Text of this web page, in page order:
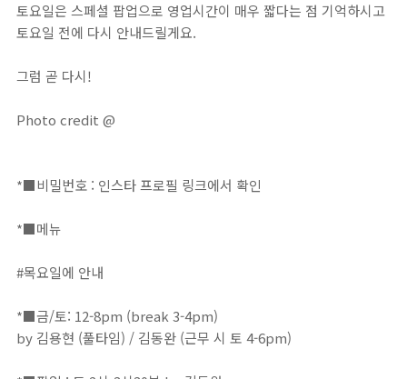
토요일은 스페셜 팝업으로 영업시간이 매우 짧다는 점 기억하시고
토요일 전에 다시 안내드릴게요.⁣
그럼 곧 다시!⁣
Photo credit @⁣
*■비밀번호 : 인스타 프로필 링크에서 확인⁣⁣⁣⁣⁣⁣⁣⁣⁣⁣⁣⁣⁣⁣⁣⁣⁣⁣⁣⁣⁣⁣⁣⁣⁣⁣⁣⁣⁣⁣⁣⁣⁣⁣⁣⁣⁣⁣⁣⁣⁣⁣⁣⁣⁣⁣⁣⁣⁣⁣⁣⁣⁣⁣⁣⁣⁣⁣⁣⁣⁣⁣⁣⁣⁣⁣⁣⁣⁣⁣⁣⁣⁣⁣⁣⁣⁣⁣⁣⁣⁣⁣⁣⁣⁣⁣⁣⁣⁣⁣⁣⁣⁣⁣⁣⁣⁣⁣⁣⁣⁣⁣⁣⁣⁣⁣⁣⁣⁣⁣⁣⁣⁣⁣⁣⁣⁣⁣⁣⁣⁣⁣⁣⁣⁣⁣⁣⁣⁣⁣⁣⁣⁣⁣⁣⁣⁣⁣⁣⁣⁣⁣⁣⁣⁣⁣⁣⁣⁣⁣⁣⁣⁣⁣⁣⁣⁣⁣⁣⁣⁣⁣⁣⁣⁣⁣⁣⁣⁣⁣⁣⁣⁣⁣⁣⁣⁣⁣⁣⁣⁣⁣⁣⁣⁣⁣⁣⁣⁣⁣⁣⁣⁣⁣⁣⁣⁣⁣⁣⁣⁣⁣⁣⁣⁣⁣⁣⁣⁣⁣⁣⁣⁣⁣⁣⁣⁣⁣⁣⁣⁣⁣⁣⁣⁣⁣⁣⁣⁣⁣⁣⁣⁣⁣⁣⁣⁣⁣⁣⁣⁣⁣
*■메뉴⁣⁣⁣⁣⁣⁣⁣⁣⁣⁣⁣⁣⁣⁣⁣⁣⁣⁣⁣⁣⁣⁣⁣⁣⁣⁣⁣⁣⁣⁣⁣⁣⁣⁣⁣⁣⁣⁣⁣⁣⁣⁣⁣⁣⁣⁣⁣⁣⁣⁣⁣⁣⁣⁣⁣⁣⁣⁣⁣⁣⁣⁣⁣⁣⁣⁣⁣⁣⁣⁣⁣⁣⁣⁣⁣⁣⁣⁣⁣⁣⁣⁣⁣⁣⁣⁣⁣⁣⁣⁣⁣⁣⁣⁣⁣⁣⁣⁣⁣⁣⁣⁣⁣⁣⁣⁣⁣⁣⁣⁣⁣⁣⁣⁣⁣⁣⁣⁣⁣⁣⁣⁣⁣⁣⁣⁣⁣⁣⁣⁣⁣⁣⁣⁣⁣⁣⁣⁣⁣⁣⁣⁣⁣⁣⁣⁣⁣⁣⁣⁣⁣⁣⁣⁣⁣⁣⁣⁣⁣⁣⁣⁣⁣⁣⁣⁣⁣⁣⁣⁣⁣⁣⁣⁣⁣⁣⁣⁣⁣⁣⁣⁣⁣⁣⁣⁣⁣⁣⁣⁣⁣⁣⁣⁣⁣⁣⁣⁣⁣⁣⁣⁣⁣⁣⁣⁣⁣⁣⁣⁣⁣⁣⁣⁣⁣⁣⁣⁣⁣⁣⁣⁣⁣⁣⁣⁣⁣⁣⁣⁣⁣⁣⁣⁣⁣⁣⁣⁣⁣⁣⁣⁣⁣⁣⁣⁣⁣⁣⁣⁣⁣⁣⁣⁣⁣⁣⁣⁣⁣⁣⁣⁣⁣⁣⁣⁣⁣⁣
#목요일에 안내⁣
*■금/토: 12-8pm (break 3-4pm)⁣⁣⁣⁣⁣⁣⁣⁣⁣⁣⁣⁣⁣⁣⁣⁣⁣⁣⁣⁣⁣⁣⁣⁣⁣⁣⁣⁣⁣⁣⁣⁣⁣⁣⁣⁣⁣⁣⁣⁣⁣⁣⁣⁣⁣⁣⁣⁣⁣⁣⁣⁣⁣⁣⁣⁣⁣⁣⁣⁣⁣⁣⁣⁣⁣⁣⁣⁣⁣⁣⁣⁣⁣⁣⁣⁣⁣⁣⁣⁣⁣⁣⁣⁣⁣⁣⁣⁣⁣⁣⁣⁣⁣⁣⁣⁣⁣⁣⁣⁣⁣⁣⁣⁣⁣⁣⁣⁣⁣⁣⁣⁣⁣⁣⁣⁣⁣⁣⁣⁣⁣⁣⁣⁣⁣⁣⁣⁣⁣⁣⁣⁣⁣⁣⁣⁣⁣⁣⁣⁣⁣⁣⁣⁣⁣⁣⁣⁣⁣⁣⁣⁣⁣⁣⁣⁣⁣⁣⁣⁣⁣⁣⁣⁣⁣⁣⁣⁣⁣⁣⁣⁣⁣⁣⁣⁣⁣⁣⁣⁣⁣⁣⁣⁣⁣⁣⁣⁣⁣⁣⁣⁣⁣⁣⁣⁣⁣⁣⁣⁣⁣⁣⁣⁣⁣⁣⁣⁣⁣⁣⁣⁣⁣⁣⁣⁣⁣⁣⁣⁣⁣⁣⁣⁣⁣⁣⁣⁣⁣⁣⁣⁣⁣⁣⁣⁣⁣⁣⁣⁣⁣⁣⁣⁣⁣⁣⁣⁣⁣⁣⁣⁣⁣⁣⁣⁣⁣⁣
by 김용현 (풀타임) / 김동완 (근무 시 토 4-6pm)⁣⁣⁣⁣⁣⁣⁣⁣⁣⁣⁣⁣⁣⁣⁣⁣⁣⁣⁣⁣⁣⁣⁣⁣⁣⁣⁣⁣⁣⁣⁣⁣⁣⁣⁣⁣⁣⁣⁣⁣⁣⁣⁣⁣⁣⁣⁣⁣⁣⁣⁣⁣⁣⁣⁣⁣⁣⁣⁣⁣⁣⁣⁣⁣⁣⁣⁣⁣⁣⁣⁣⁣⁣⁣⁣⁣⁣⁣⁣⁣⁣⁣⠀⁣⁣⁣⁣⁣⁣⁣⁣